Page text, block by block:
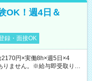
OK！週4日＆
録・面接OK
円×実働8h×週5日×4
ません。※給与即受取りサ